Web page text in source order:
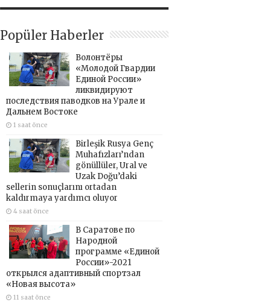
Popüler Haberler
Волонтёры
«Молодой Гвардии
Единой России»
ликвидируют
последствия паводков на Урале и
Дальнем Востоке
1 saat önce
Birleşik Rusya Genç
Muhafızları’ndan
gönüllüler, Ural ve
Uzak Doğu’daki
sellerin sonuçlarını ortadan
kaldırmaya yardımcı oluyor
4 saat önce
В Саратове по
Народной
программе «Единой
России»-2021
открылся адаптивный спортзал
«Новая высота»
11 saat önce